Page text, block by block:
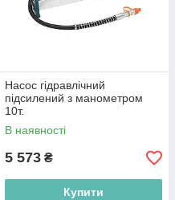
Насос гідравлічний
підсилений з манометром
10т.
В наявності
5 573 ₴
Купити